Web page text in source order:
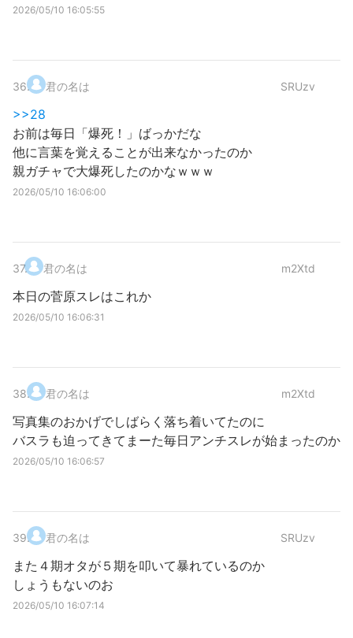
2026/05/10 16:05:55
36. 君の名は SRUzv
>>28
お前は毎日「爆死！」ばっかだな
他に言葉を覚えることが出来なかったのか
親ガチャで大爆死したのかなｗｗｗ
2026/05/10 16:06:00
37. 君の名は m2Xtd
本日の菅原スレはこれか
2026/05/10 16:06:31
38. 君の名は m2Xtd
写真集のおかげでしばらく落ち着いてたのに
バスラも迫ってきてまーた毎日アンチスレが始まったのか
2026/05/10 16:06:57
39. 君の名は SRUzv
また４期オタが５期を叩いて暴れているのか
しょうもないのお
2026/05/10 16:07:14